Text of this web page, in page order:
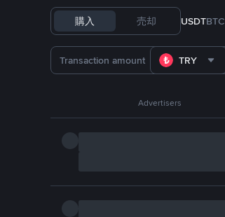
購入 売却 USDTBTC
TRY
Advertisers